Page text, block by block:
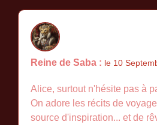
Reine de Saba : le 10
Alice, surtout n'hésite pas à
On adore les récits de
source d'inspiration... et de